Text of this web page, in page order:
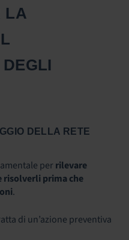
LA
DELLA RETE
per rilevare
prima che
.
di un’azione preventiva